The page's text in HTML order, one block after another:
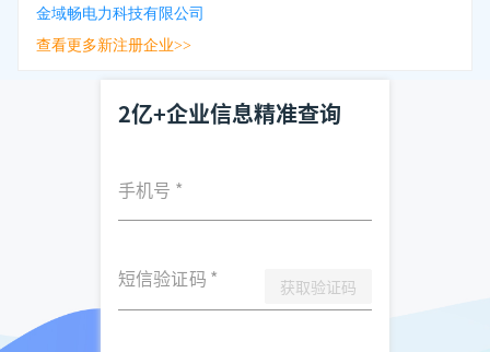
金域畅电力科技有限公司
查看更多新注册企业>>
2亿+企业信息精准查询
手机号 *
短信验证码 * 获取验证码